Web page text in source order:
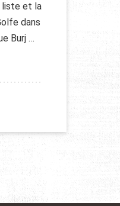
liste et la
dans
Burj …
10 MEILLEURES